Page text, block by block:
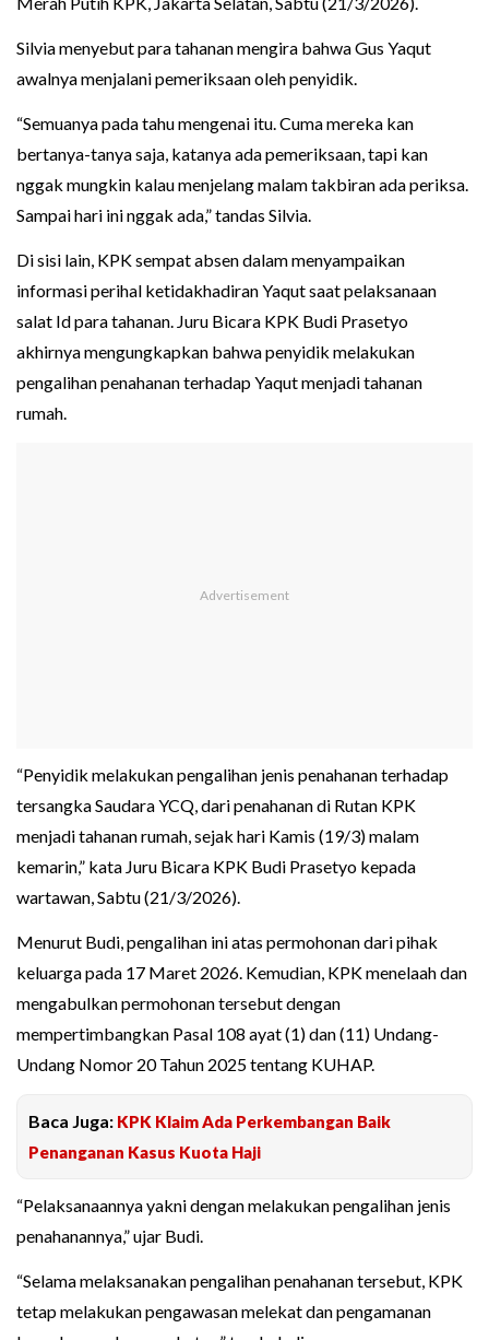
Silvia menyebut para tahanan mengira bahwa Gus Yaqut
awalnya menjalani pemeriksaan oleh penyidik.
“Semuanya pada tahu mengenai itu. Cuma mereka kan
bertanya-tanya saja, katanya ada pemeriksaan, tapi kan
nggak mungkin kalau menjelang malam takbiran ada periksa.
Sampai hari ini nggak ada,” tandas Silvia.
Di sisi lain, KPK sempat absen dalam menyampaikan
informasi perihal ketidakhadiran Yaqut saat pelaksanaan
salat Id para tahanan. Juru Bicara KPK Budi Prasetyo
akhirnya mengungkapkan bahwa penyidik melakukan
pengalihan penahanan terhadap Yaqut menjadi tahanan
rumah.
“Penyidik melakukan pengalihan jenis penahanan terhadap
tersangka Saudara YCQ, dari penahanan di Rutan KPK
menjadi tahanan rumah, sejak hari Kamis (19/3) malam
kemarin,” kata Juru Bicara KPK Budi Prasetyo kepada
wartawan, Sabtu (21/3/2026).
Menurut Budi, pengalihan ini atas permohonan dari pihak
keluarga pada 17 Maret 2026. Kemudian, KPK menelaah dan
mengabulkan permohonan tersebut dengan
mempertimbangkan Pasal 108 ayat (1) dan (11) Undang-
Undang Nomor 20 Tahun 2025 tentang KUHAP.
Baca Juga: KPK Klaim Ada Perkembangan Baik
Penanganan Kasus Kuota Haji
“Pelaksanaannya yakni dengan melakukan pengalihan jenis
penahanannya,” ujar Budi.
“Selama melaksanakan pengalihan penahanan tersebut, KPK
tetap melakukan pengawasan melekat dan pengamanan